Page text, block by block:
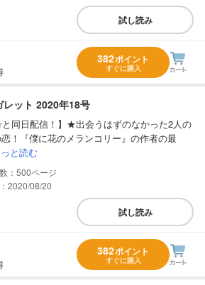
試し読み
382ポイント
すぐに購入
レット 2020年18号
と同日配信！】★出会うはずのなかった2人の
！『僕に花のメランコリー』の作者の最
と読む
500
2020/08/20
試し読み
382ポイント
すぐに購入